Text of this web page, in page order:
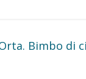
Bimbo di